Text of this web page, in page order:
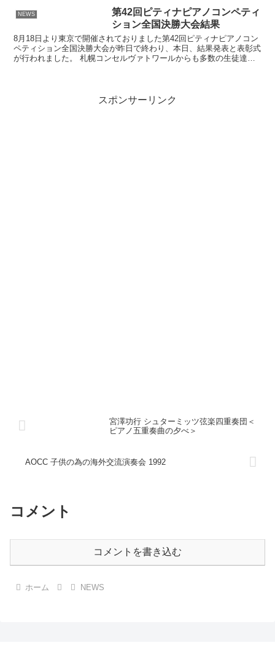
NEWS
第42回ピティナピアノコンペティ
ション全国決勝大会結果
8月18日より東京で開催されておりました第42回ピティナピアノコン
ペティション全国決勝大会が昨日で終わり、本日、結果発表と表彰式
が行われました。 札幌コンセルヴァトワールからも多数の生徒達が
スポンサーリンク
宮澤功行 シュターミッツ弦楽四重奏団＜
ピアノ五重奏曲の夕べ＞
AOCC 子供の為の海外交流演奏会 1992
コメント
コメントを書き込む
ホーム NEWS